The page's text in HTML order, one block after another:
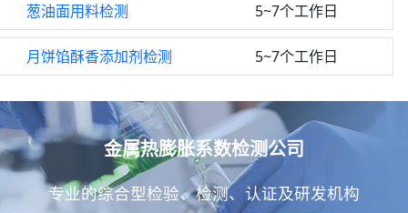
葱油面用料检测 5~7个工作日
月饼馅酥香添加剂检测 5~7个工作日
金属热膨胀系数检测公司
专业的综合型检验、检测、认证及研发机构